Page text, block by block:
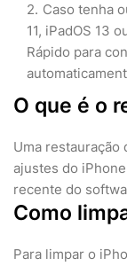
Caso tenha
11, iPadOS 13
Rápido para
O que é o
Uma restauração
ajustes do
recente do
Como
Para limpar o